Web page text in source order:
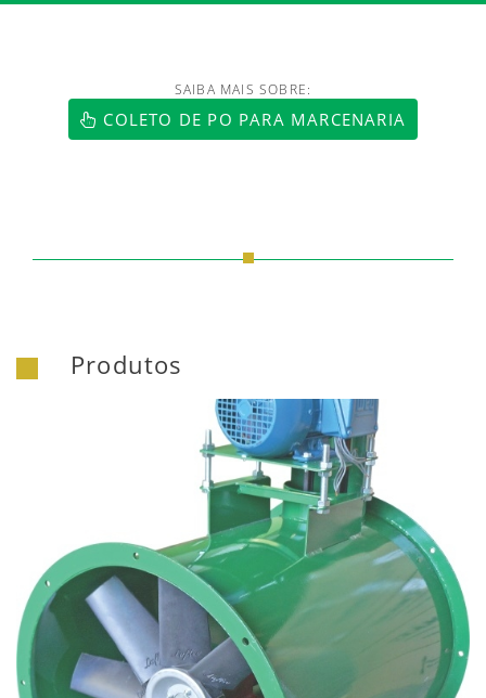
https://www.luftmaxi.com.br/
SAIBA MAIS SOBRE:
COLETO DE PO PARA MARCENARIA
Produtos